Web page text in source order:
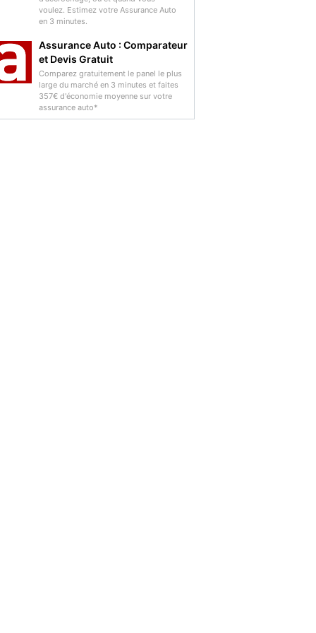
voulez. Estimez votre Assurance Auto
en 3 minutes.
Assurance Auto : Comparateur
et Devis Gratuit
Comparez gratuitement le panel le plus
large du marché en 3 minutes et faites
357€ d'économie moyenne sur votre
assurance auto*